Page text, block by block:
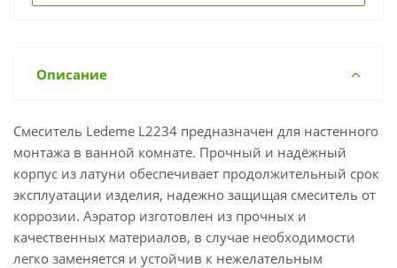
Описание
Смеситель Ledeme L2234 предназначен для настенного
монтажа в ванной комнате. Прочный и надёжный
корпус из латуни обеспечивает продолжительный срок
эксплуатации изделия, надежно защищая смеситель от
коррозии. Аэратор изготовлен из прочных и
качественных материалов, в случае необходимости
легко заменяется и устойчив к нежелательным